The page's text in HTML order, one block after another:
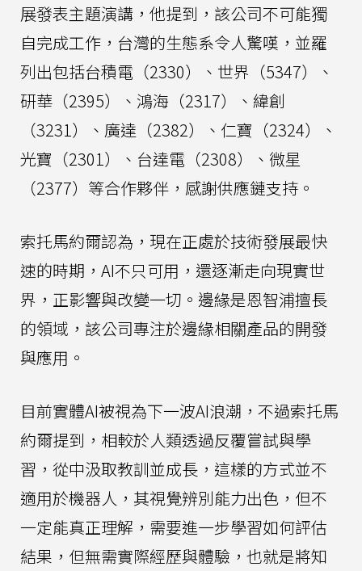
展發表主題演講，他提到，該公司不可能獨
自完成工作，台灣的生態系令人驚嘆，並羅
列出包括台積電（2330）、世界（5347）、
研華（2395）、鴻海（2317）、緯創
（3231）、廣達（2382）、仁寶（2324）、
光寶（2301）、台達電（2308）、微星
（2377）等合作夥伴，感謝供應鏈支持。
索托馬約爾認為，現在正處於技術發展最快
速的時期，AI不只可用，還逐漸走向現實世
界，正影響與改變一切。邊緣是恩智浦擅長
的領域，該公司專注於邊緣相關產品的開發
與應用。
目前實體AI被視為下一波AI浪潮，不過索托馬
約爾提到，相較於人類透過反覆嘗試與學
習，從中汲取教訓並成長，這樣的方式並不
適用於機器人，其視覺辨別能力出色，但不
一定能真正理解，需要進一步學習如何評估
結果，但無需實際經歷與體驗，也就是將知